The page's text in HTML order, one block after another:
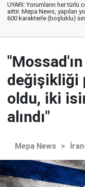
UYARI: Yorumların her
aittir. Mepa News, yapılan
600 karakterle (boşluklu)
değişikliği
oldu, iki
alındı"
Mepa News >